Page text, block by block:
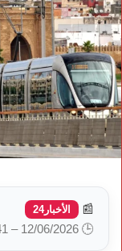
📰 الأخبار24
🕒 12/06/2026 – 10:41